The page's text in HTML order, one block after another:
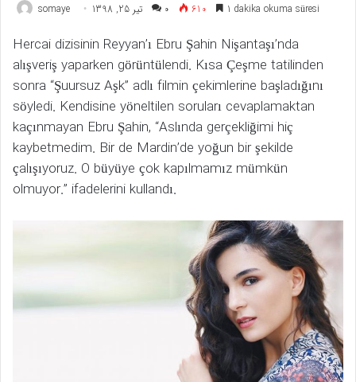
somaye تیر 25, 1398 ۰ 610 1 dakika okuma süresi
Hercai dizisinin Reyyan’ı Ebru Şahin Nişantaşı’nda
alışveriş yaparken görüntülendi. Kısa Çeşme tatilinden
sonra “Şuursuz Aşk” adlı filmin çekimlerine başladığını
söyledi. Kendisine yöneltilen soruları cevaplamaktan
kaçınmayan Ebru Şahin, “Aslında gerçekliğimi hiç
kaybetmedim. Bir de Mardin’de yoğun bir şekilde
çalışıyoruz. O büyüye çok kapılmamız mümkün
olmuyor.” ifadelerini kullandı.